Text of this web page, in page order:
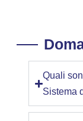
Quali
Sistema